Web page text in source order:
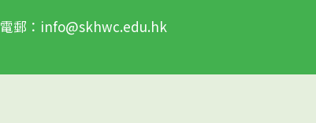
電郵： info@skhwc.edu.hk